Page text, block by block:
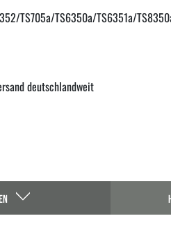
TS705a/TS6350a/TS6351a/
deutschlandweit